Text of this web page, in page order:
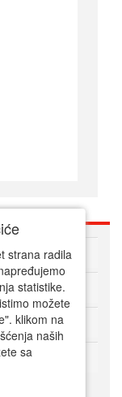
strana radila
statistike.
možete
klikom na
naših
sa